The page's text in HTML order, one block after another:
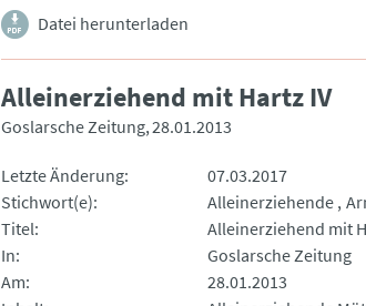
Datei herunterladen
Alleinerziehend mit Hartz IV
Goslarsche Zeitung 28.01.2013
Letzte Änderung
07.03.2017
Stichwort(e)
Alleinerziehende
Titel
Alleinerziehend mit
In
Goslarsche Zeitung
Am
28.01.2013